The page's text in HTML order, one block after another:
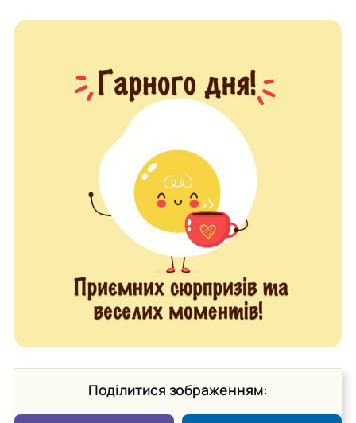
Поділитися зображенням: